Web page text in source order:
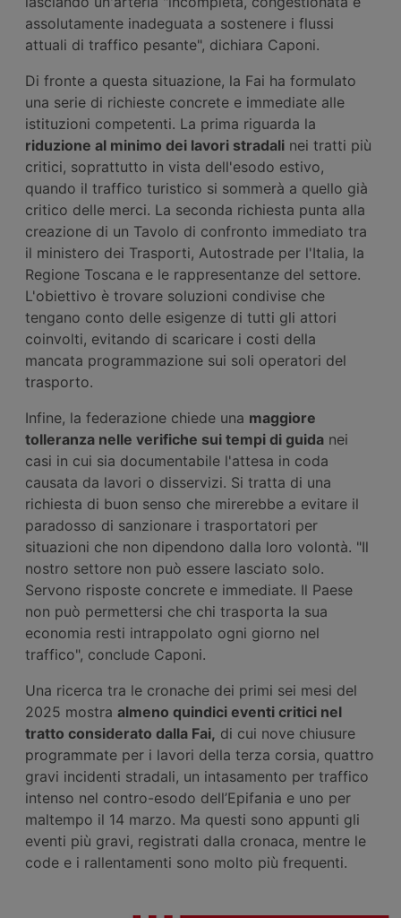
assolutamente inadeguata a sostenere i flussi
attuali di traffico pesante", dichiara Caponi.
Di fronte a questa situazione, la Fai ha formulato
una serie di richieste concrete e immediate alle
istituzioni competenti. La prima riguarda la
riduzione al minimo dei lavori stradali nei tratti più
critici, soprattutto in vista dell'esodo estivo,
quando il traffico turistico si sommerà a quello già
critico delle merci. La seconda richiesta punta alla
creazione di un Tavolo di confronto immediato tra
il ministero dei Trasporti, Autostrade per l'Italia, la
Regione Toscana e le rappresentanze del settore.
L'obiettivo è trovare soluzioni condivise che
tengano conto delle esigenze di tutti gli attori
coinvolti, evitando di scaricare i costi della
mancata programmazione sui soli operatori del
trasporto.
Infine, la federazione chiede una maggiore
tolleranza nelle verifiche sui tempi di guida nei
casi in cui sia documentabile l'attesa in coda
causata da lavori o disservizi. Si tratta di una
richiesta di buon senso che mirerebbe a evitare il
paradosso di sanzionare i trasportatori per
situazioni che non dipendono dalla loro volontà. "Il
nostro settore non può essere lasciato solo.
Servono risposte concrete e immediate. Il Paese
non può permettersi che chi trasporta la sua
economia resti intrappolato ogni giorno nel
traffico", conclude Caponi.
Una ricerca tra le cronache dei primi sei mesi del
2025 mostra almeno quindici eventi critici nel
tratto considerato dalla Fai, di cui nove chiusure
programmate per i lavori della terza corsia, quattro
gravi incidenti stradali, un intasamento per traffico
intenso nel contro-esodo dell’Epifania e uno per
maltempo il 14 marzo. Ma questi sono appunti gli
eventi più gravi, registrati dalla cronaca, mentre le
code e i rallentamenti sono molto più frequenti.